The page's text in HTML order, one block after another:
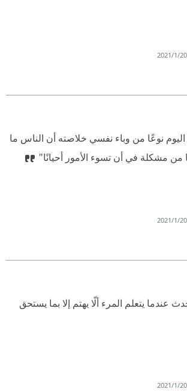
20‏/1‏/2021
اليوم نوعًا من وباء نفسي خلاصته أن الناس ما
من مشكلة في أن تسوء الأمور أحيانًا"
20‏/1‏/2021
عندما يتعلم المرء ألّا يهتم إلا بما يستحق
20‏/1‏/2021